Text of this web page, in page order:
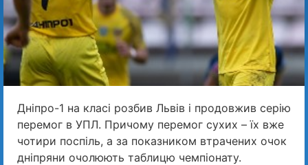
Дніпро-1 на класі розбив Львів і продовжив серію
перемог в УПЛ. Причому перемог сухих – їх вже
чотири поспіль, а за показником втрачених очок
дніпряни очолюють таблицю чемпіонату.